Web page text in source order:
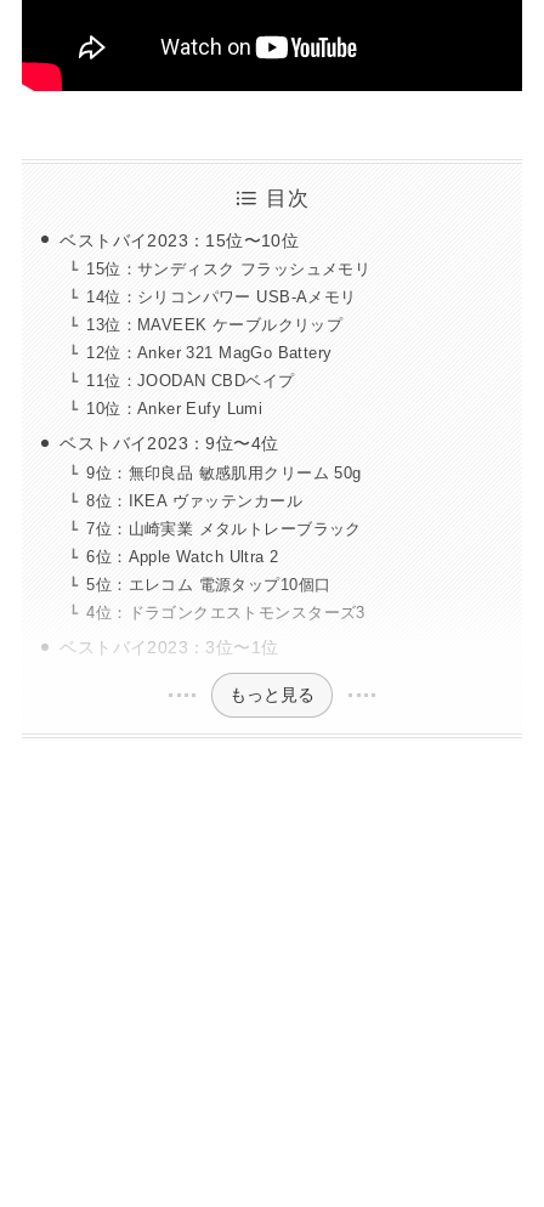
目次
ベストバイ2023：15位〜10位
15位：サンディスク フラッシュメモリ
14位：シリコンパワー USB-Aメモリ
13位：MAVEEK ケーブルクリップ
12位：Anker 321 MagGo Battery
11位：JOODAN CBDベイプ
10位：Anker Eufy Lumi
ベストバイ2023：9位〜4位
9位：無印良品 敏感肌用クリーム 50g
8位：IKEA ヴァッテンカール
7位：山崎実業 メタルトレーブラック
6位：Apple Watch Ultra 2
5位：エレコム 電源タップ10個口
4位：ドラゴンクエストモンスターズ3
ベストバイ2023：3位〜1位
もっと見る